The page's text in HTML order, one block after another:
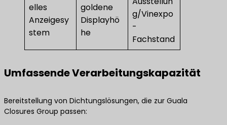
elles
Anzeigesy
stem
goldene
Displayhö
he
g/Vinexpo
-
Fachstand
Umfassende Verarbeitungskapazität
Bereitstellung von Dichtungslösungen, die zur Guala
Closures Group passen: